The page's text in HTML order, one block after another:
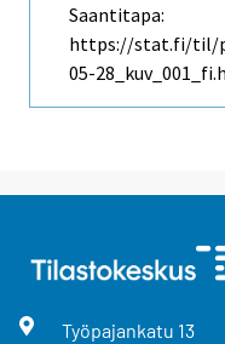
Saantitapa:
https://stat.fi/til/
05-
Työpajankatu 13